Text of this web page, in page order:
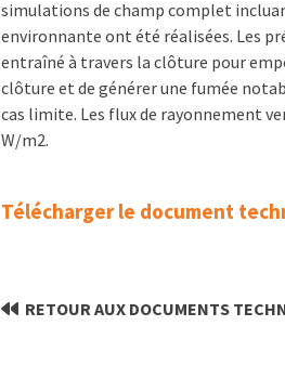
simulations de champ complet
environnante ont été réalisées. Les
entraîné à travers la clôture pour
clôture et de générer une fumée
cas limite. Les flux de rayonnement
W/m2.
Télécharger le document
RETOUR AUX DOCUMENTS